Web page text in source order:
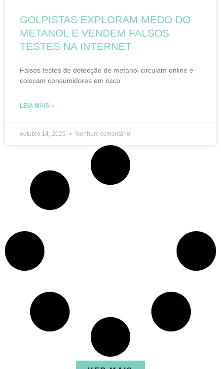
GOLPISTAS EXPLORAM MEDO DO
METANOL E VENDEM FALSOS
TESTES NA INTERNET
Falsos testes de detecção de metanol circulam online e
colocam consumidores em risco
LEIA MAIS »
outubro 14, 2025 Nenhum comentário